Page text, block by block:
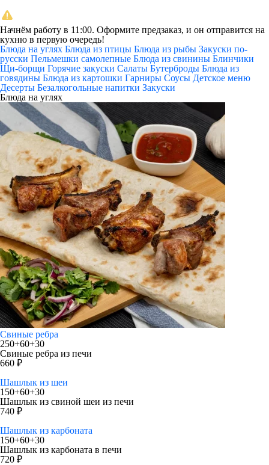
Начнём работу в 11:00. Оформите предзаказ, и он отправится на
кухню в первую очередь!
Блюда на углях Блюда из птицы Блюда из рыбы Закуски по-
русски Пельмешки самолепные Блюда из свинины Блинчики
Щи-борщи Горячие закуски Салаты Бутерброды Блюда из
говядины Блюда из картошки Гарниры Соусы Детское меню
Десерты Безалкогольные напитки Закуски
Блюда на углях
Свиные ребра
250+60+30
Свиные ребра из печи
660 ₽
Шашлык из шеи
150+60+30
Шашлык из свиной шеи из печи
740 ₽
Шашлык из карбоната
150+60+30
Шашлык из карбоната в печи
720 ₽